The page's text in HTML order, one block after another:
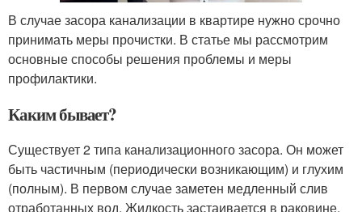
В случае засора канализации в квартире нужно срочно
принимать меры прочистки. В статье мы рассмотрим
основные способы решения проблемы и меры
профилактики.
Каким бывает?
Существует 2 типа канализационного засора. Он может
быть частичным (периодически возникающим) и глухим
(полным). В первом случае заметен медленный слив
отработанных вод. Жидкость застаивается в раковине,